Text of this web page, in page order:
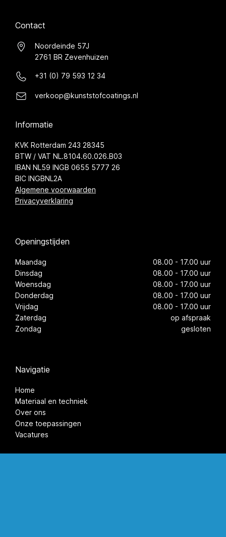
Contact
Noordeinde 57J
2761 BR Zevenhuizen
+31 (0) 79 593 12 34
verkoop@kunststofcoatings.nl
Informatie
KVK Rotterdam 243 28345
BTW / VAT NL.8104.60.026.B03
IBAN NL59 INGB 0655 5777 26
BIC INGBNL2A
Algemene voorwaarden
Privacyverklaring
Openingstijden
Maandag
08.00 - 17.00 uur
Dinsdag
08.00 - 17.00 uur
Woensdag
08.00 - 17.00 uur
Donderdag
08.00 - 17.00 uur
Vrijdag
08.00 - 17.00 uur
Zaterdag
op afspraak
Zondag
gesloten
Navigatie
Home
Materiaal en techniek
Over ons
Onze toepassingen
Vacatures